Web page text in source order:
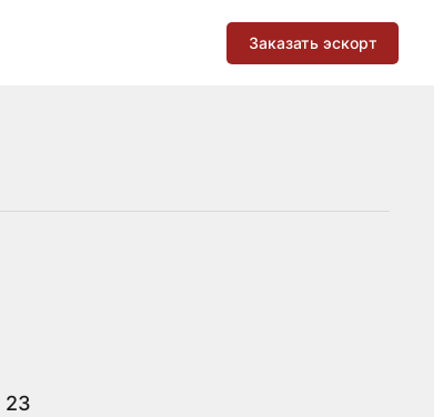
Заказать эскорт
23